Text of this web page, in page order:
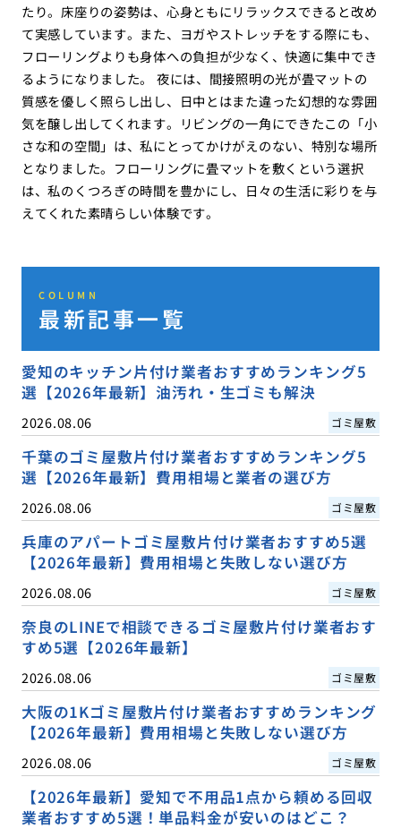
たり。床座りの姿勢は、心身ともにリラックスできると改め
て実感しています。また、ヨガやストレッチをする際にも、
フローリングよりも身体への負担が少なく、快適に集中でき
るようになりました。 夜には、間接照明の光が畳マットの
質感を優しく照らし出し、日中とはまた違った幻想的な雰囲
気を醸し出してくれます。リビングの一角にできたこの「小
さな和の空間」は、私にとってかけがえのない、特別な場所
となりました。フローリングに畳マットを敷くという選択
は、私のくつろぎの時間を豊かにし、日々の生活に彩りを与
えてくれた素晴らしい体験です。
COLUMN
最新記事一覧
愛知のキッチン片付け業者おすすめランキング5
選【2026年最新】油汚れ・生ゴミも解決
2026.08.06 ゴミ屋敷
千葉のゴミ屋敷片付け業者おすすめランキング5
選【2026年最新】費用相場と業者の選び方
2026.08.06 ゴミ屋敷
兵庫のアパートゴミ屋敷片付け業者おすすめ5選
【2026年最新】費用相場と失敗しない選び方
2026.08.06 ゴミ屋敷
奈良のLINEで相談できるゴミ屋敷片付け業者おす
すめ5選【2026年最新】
2026.08.06 ゴミ屋敷
大阪の1Kゴミ屋敷片付け業者おすすめランキング
【2026年最新】費用相場と失敗しない選び方
2026.08.06 ゴミ屋敷
【2026年最新】愛知で不用品1点から頼める回収
業者おすすめ5選！単品料金が安いのはどこ？